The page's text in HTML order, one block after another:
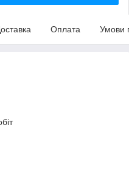
Оплата Умови